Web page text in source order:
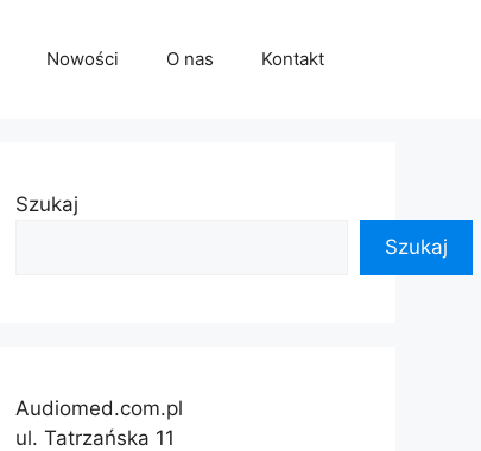
Nowości O nas Kontakt
Szukaj
Szukaj
Audiomed.com.pl
ul. Tatrzańska 11